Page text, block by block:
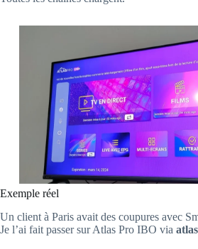
Exemple réel
Un client à Paris avait des coupures avec
Je l’ai fait passer sur Atlas Pro IBO via